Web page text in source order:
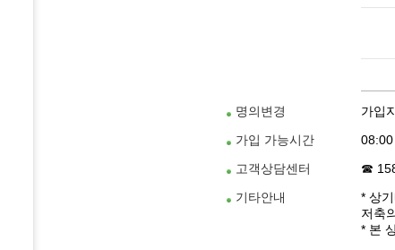
명의변경
가입
가입 가능시간
고객상담센터
☎
기타안내
* 상
저축
* 본